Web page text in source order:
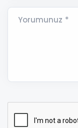
Yorumunuz *